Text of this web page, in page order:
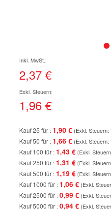
der
Bildgalerie
2,37 €
1,96 €
Kauf 25 für 1,90 €
Kauf 50 für 1,66 €
Kauf 100 für 1,43 €
Kauf 250 für 1,31 €
Kauf 500 für 1,19 €
Kauf 1000 für 1,06 €
Kauf 2500 für 0,99 €
Kauf 5000 für 0,94 €